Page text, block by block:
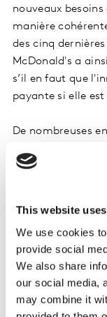
This website
We use cookies
provide social
We also share
our social media,
may combine it
nouveaux
manière
des cinq
McDonald's a
s’il en faut que
payante si elle
De nombreuses
expériences qui
terme, certaines
pouvant passer
Pour offrir une
marques doivent